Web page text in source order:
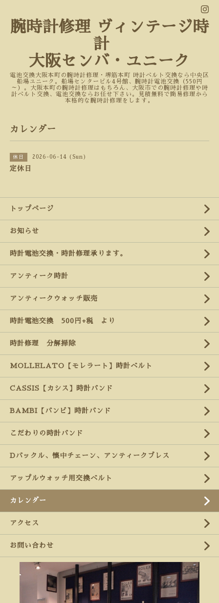
腕時計修理 ヴィンテージ時
計
大阪センバ・ユニーク
電池交換大阪本町の腕時計修理・堺筋本町 時計ベルト交換なら中央区
船場ユニーク。船場センタービル4号館、腕時計電池交換（550円
～）。大阪本町の腕時計修理はもちろん、大阪市での腕時計修理や時
計ベルト交換、電池交換ならお任せ下さい。見積無料で簡易修理から
本格的な腕時計修理をします。
カレンダー
休日 2026-06-14 (Sun)
定休日
トップページ
お知らせ
時計電池交換・時計修理承ります。
アンティーク時計
アンティークウォッチ販売
時計電池交換 500円+税 より
時計修理 分解掃除
MOLLELATO【モレラート】時計ベルト
CASSIS【カシス】時計バンド
BAMBI【バンビ】時計バンド
こだわりの時計バンド
Dバックル、懐中チェーン、アンティークブレス
アップルウォッチ用交換ベルト
カレンダー
アクセス
お問い合わせ